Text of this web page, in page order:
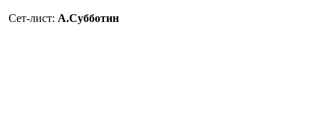
Сет-лист: А.Субботин